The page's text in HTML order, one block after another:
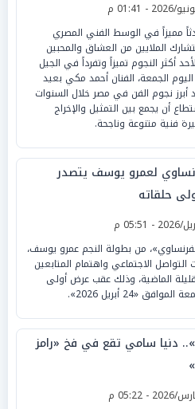
مميزاً في الوسط الفني المصري
الملايين من العشاق والمحبين
أكثر النجوم تميزاً وتفرداً في الجيل
الجمعة، الفنان أحمد مكي بعيد
أبرز نجوم الفن في مصر خلال السنوات
أن يجمع بين التمثيل والإخراج
فنية متنوعة وناجحة.
لعمرو يوسف يتصدر
حلقاته
من بطولة النجم عمرو يوسف،
الاجتماعي واهتمام المتابعين
الماضية، وذلك عقب عرض أولى
«24 أبريل 2026».
دنيا سامي تقع في فخ «رامز